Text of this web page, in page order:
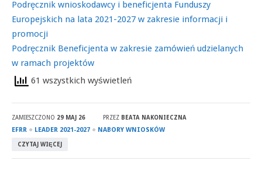
Podręcznik wnioskodawcy i beneficjenta Funduszy
Europejskich na lata 2021-2027 w zakresie informacji i
promocji
Podręcznik Beneficjenta w zakresie zamówień udzielanych
w ramach projektów
61 wszystkich wyświetleń
ZAMIESZCZONO 29 MAJ 26 PRZEZ BEATA NAKONIECZNA
EFRR ● LEADER 2021-2027 ● NABORY WNIOSKÓW
CZYTAJ WIĘCEJ